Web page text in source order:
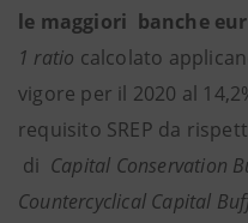
le maggiori banche
1 ratio calcolato
vigore per il 2020 al
requisito SREP da
di Capital Conservation
Countercyclical Capital